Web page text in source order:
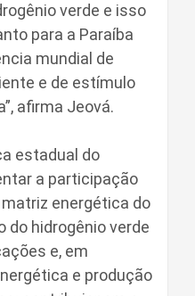
verde e isso
para a Paraíba
mundial de
e de estímulo
afirma Jeová.
estadual do
a participação
energética do
do hidrogênio verde
e, em
e produção